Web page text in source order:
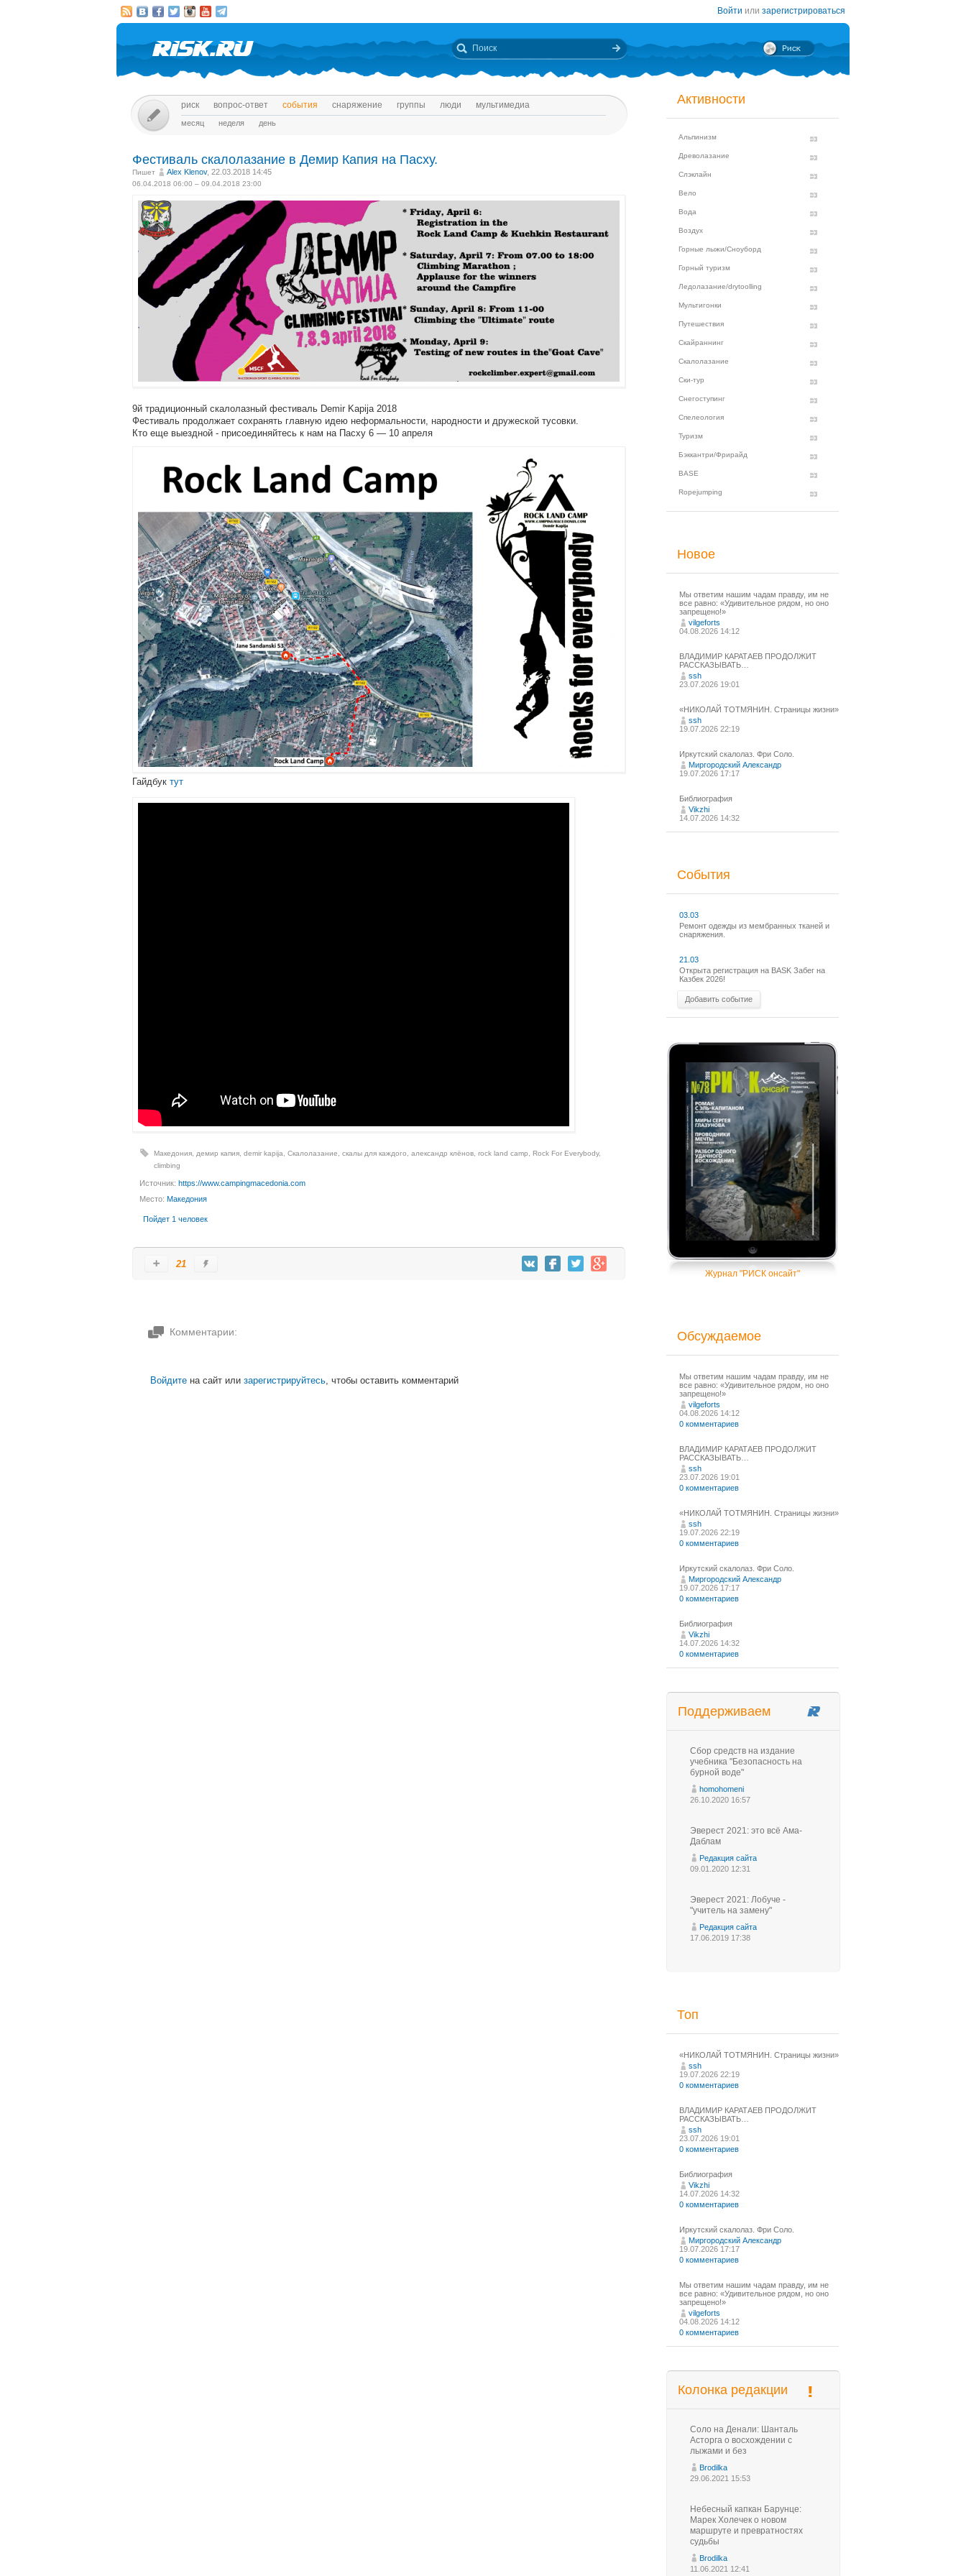
Войти или зарегистрироваться
риск вопрос-ответ события снаряжение группы люди мультимедиа
месяц неделя день
Фестиваль скалолазание в Демир Капия на Пасху.
Пишет Alex Klenov, 22.03.2018 14:45
06.04.2018 06:00 – 09.04.2018 23:00
9й традиционный скалолазный фестиваль Demir Kapija 2018
Фестиваль продолжает сохранять главную идею неформальности, народности и дружеской тусовки.
Кто еще выездной - присоединяйтесь к нам на Пасху 6 — 10 апреля
Гайдбук тут
Македония демир капия demir kapija Скалолазание скалы для каждого александр клёнов rock land camp Rock For Everybody,
climbing
Источник: https://www.campingmacedonia.com
Место: Македония
Пойдет 1 человек
21
Комментарии:
Войдите на сайт или зарегистрируйтесь, чтобы оставить комментарий
Активности
Альпинизм
Древолазание
Слэклайн
Вело
Вода
Воздух
Горные лыжи/Сноуборд
Горный туризм
Ледолазание/drytoolling
Мультигонки
Путешествия
Скайраннинг
Скалолазание
Ски-тур
Снегоступинг
Спелеология
Туризм
Бэккантри/Фрирайд
BASE
Ropejumping
Новое
Мы ответим нашим чадам правду, им не
все равно: «Удивительное рядом, но оно
запрещено!»
vilgeforts
04.08.2026 14:12
ВЛАДИМИР КАРАТАЕВ ПРОДОЛЖИТ
РАССКАЗЫВАТЬ…
ssh
23.07.2026 19:01
«НИКОЛАЙ ТОТМЯНИН. Страницы жизни»
ssh
19.07.2026 22:19
Иркутский скалолаз. Фри Соло.
Миргородский Александр
19.07.2026 17:17
Библиография
Vikzhi
14.07.2026 14:32
События
03.03
Ремонт одежды из мембранных тканей и
снаряжения.
21.03
Открыта регистрация на BASK Забег на
Казбек 2026!
Добавить событие
Журнал "РИСК онсайт"
Обсуждаемое
Мы ответим нашим чадам правду, им не
все равно: «Удивительное рядом, но оно
запрещено!»
vilgeforts
04.08.2026 14:12
0 комментариев
ВЛАДИМИР КАРАТАЕВ ПРОДОЛЖИТ
РАССКАЗЫВАТЬ…
ssh
23.07.2026 19:01
0 комментариев
«НИКОЛАЙ ТОТМЯНИН. Страницы жизни»
ssh
19.07.2026 22:19
0 комментариев
Иркутский скалолаз. Фри Соло.
Миргородский Александр
19.07.2026 17:17
0 комментариев
Библиография
Vikzhi
14.07.2026 14:32
0 комментариев
Поддерживаем
Сбор средств на издание
учебника "Безопасность на
бурной воде"
homohomeni
26.10.2020 16:57
Эверест 2021: это всё Ама-
Даблам
Редакция сайта
09.01.2020 12:31
Эверест 2021: Лобуче -
"учитель на замену"
Редакция сайта
17.06.2019 17:38
Топ
«НИКОЛАЙ ТОТМЯНИН. Страницы жизни»
ssh
19.07.2026 22:19
0 комментариев
ВЛАДИМИР КАРАТАЕВ ПРОДОЛЖИТ
РАССКАЗЫВАТЬ…
ssh
23.07.2026 19:01
0 комментариев
Библиография
Vikzhi
14.07.2026 14:32
0 комментариев
Иркутский скалолаз. Фри Соло.
Миргородский Александр
19.07.2026 17:17
0 комментариев
Мы ответим нашим чадам правду, им не
все равно: «Удивительное рядом, но оно
запрещено!»
vilgeforts
04.08.2026 14:12
0 комментариев
Колонка редакции
Соло на Денали: Шанталь
Асторга о восхождении с
лыжами и без
Brodilka
29.06.2021 15:53
Небесный капкан Барунце:
Марек Холечек о новом
маршруте и превратностях
судьбы
Brodilka
11.06.2021 12:41